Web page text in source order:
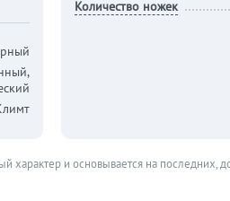
Количество ножек
характер и основывается на последних,